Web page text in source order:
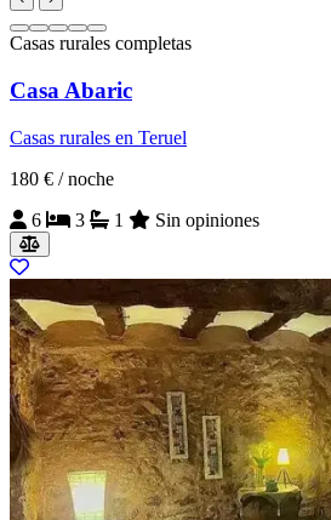
Casas rurales completas
Casa Abaric
Casas rurales en Teruel
180 € / noche
6
3 1 Sin opiniones